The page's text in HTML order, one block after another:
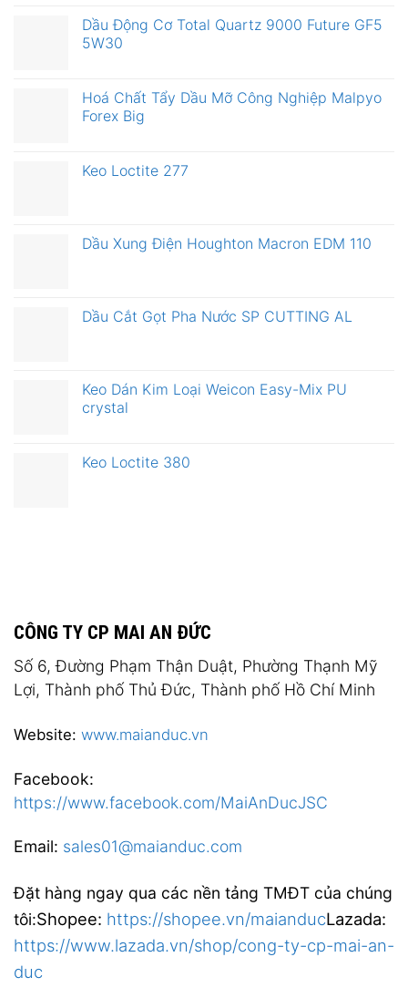
Dầu Động Cơ Total Quartz 9000 Future GF5
5W30
Hoá Chất Tẩy Dầu Mỡ Công Nghiệp Malpyo
Forex Big
Keo Loctite 277
Dầu Xung Điện Houghton Macron EDM 110
Dầu Cắt Gọt Pha Nước SP CUTTING AL
Keo Dán Kim Loại Weicon Easy-Mix PU
crystal
Keo Loctite 380
CÔNG TY CP MAI AN ĐỨC
Số 6, Đường Phạm Thận Duật, Phường Thạnh Mỹ
Lợi, Thành phố Thủ Đức, Thành phố Hồ Chí Minh
Website: www.maianduc.vn
Facebook:
https://www.facebook.com/MaiAnDucJSC
Email: sales01@maianduc.com
Đặt hàng ngay qua các nền tảng TMĐT của chúng
tôi:Shopee: https://shopee.vn/maianducLazada:
https://www.lazada.vn/shop/cong-ty-cp-mai-an-
duc